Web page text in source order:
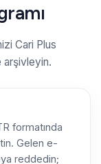
Cari Plus
arşivleyin.
formatında
Gelen e-
reddedin;